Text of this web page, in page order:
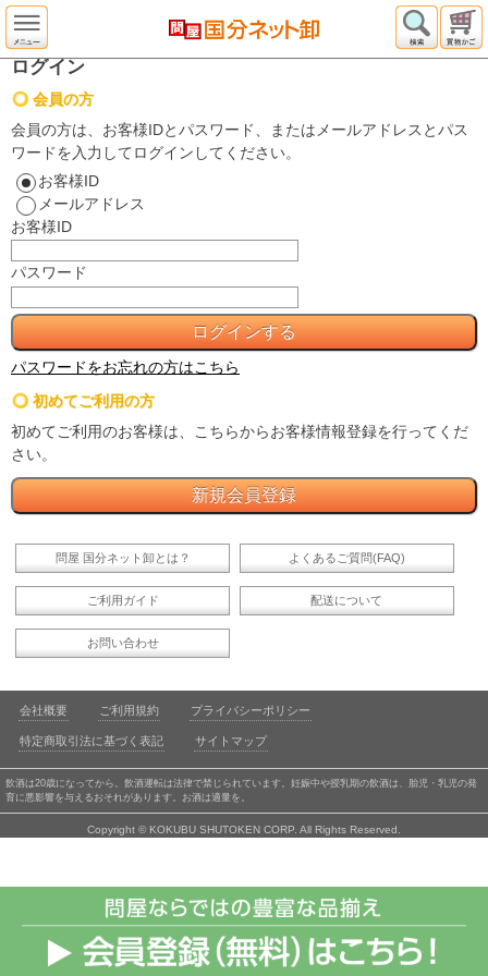
ログイン
会員の方
会員の方は、お客様IDとパスワード、またはメールアドレスとパス
ワードを入力してログインしてください。
お客様ID
メールアドレス
お客様ID
パスワード
パスワードをお忘れの方はこちら
初めてご利用の方
初めてご利用のお客様は、こちらからお客様情報登録を行ってくだ
さい。
問屋 国分ネット卸とは？ よくあるご質問(FAQ)
ご利用ガイド 配送について
お問い合わせ
会社概要 ご利用規約 プライバシーポリシー
特定商取引法に基づく表記 サイトマップ
飲酒は20歳になってから。飲酒運転は法律で禁じられています。妊娠中や授乳期の飲酒は、胎児・乳児の発
育に悪影響を与えるおそれがあります。お酒は適量を。
Copyright © KOKUBU SHUTOKEN CORP. All Rights Reserved.